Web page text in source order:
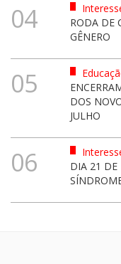
04
RODA DE
GÊNERO
05
DOS
JULHO
06
DIA 21 DE